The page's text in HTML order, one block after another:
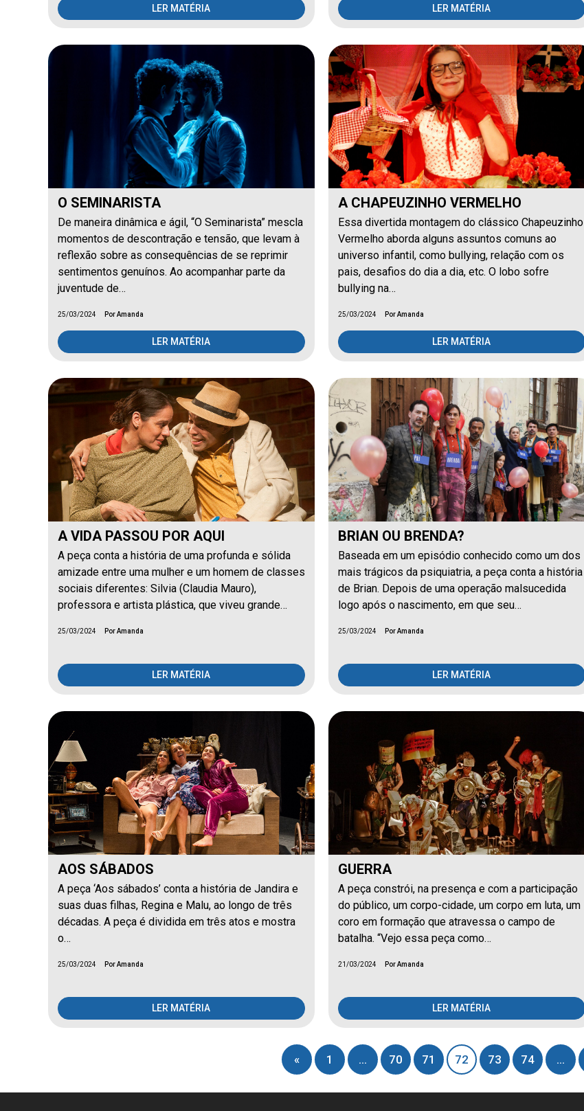
LER MATÉRIA LER MATÉRIA
O SEMINARISTA
De maneira dinâmica e ágil, “O Seminarista” mescla
momentos de descontração e tensão, que levam à
reflexão sobre as consequências de se reprimir
sentimentos genuínos. Ao acompanhar parte da
juventude de…
25/03/2024 Por Amanda
LER MATÉRIA
A CHAPEUZINHO VERMELHO
Essa divertida montagem do clássico Chapeuzinho
Vermelho aborda alguns assuntos comuns ao
universo infantil, como bullying, relação com os
pais, desafios do dia a dia, etc. O lobo sofre
bullying na…
25/03/2024 Por Amanda
LER MATÉRIA
A VIDA PASSOU POR AQUI
A peça conta a história de uma profunda e sólida
amizade entre uma mulher e um homem de classes
sociais diferentes: Silvia (Claudia Mauro),
professora e artista plástica, que viveu grande…
25/03/2024 Por Amanda
LER MATÉRIA
BRIAN OU BRENDA?
Baseada em um episódio conhecido como um dos
mais trágicos da psiquiatria, a peça conta a história
de Brian. Depois de uma operação malsucedida
logo após o nascimento, em que seu…
25/03/2024 Por Amanda
LER MATÉRIA
AOS SÁBADOS
A peça ‘Aos sábados’ conta a história de Jandira e
suas duas filhas, Regina e Malu, ao longo de três
décadas. A peça é dividida em três atos e mostra
o…
25/03/2024 Por Amanda
LER MATÉRIA
GUERRA
A peça constrói, na presença e com a participação
do público, um corpo-cidade, um corpo em luta, um
coro em formação que atravessa o campo de
batalha. “Vejo essa peça como…
21/03/2024 Por Amanda
LER MATÉRIA
« 1 … 70 71 72 73 74 …